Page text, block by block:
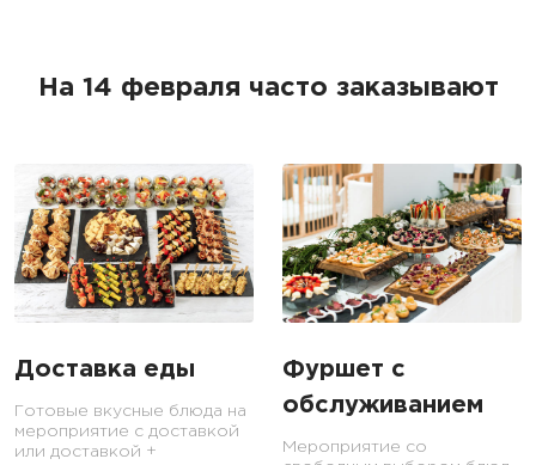
На 14 февраля часто заказывают
Доставка еды
Готовые вкусные блюда на
мероприятие с доставкой
или доставкой +
Фуршет с
обслуживанием
Мероприятие со